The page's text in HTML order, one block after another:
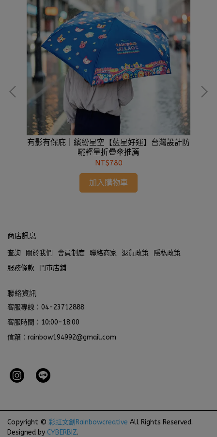
有影有保庇｜繽紛星空【藍星好運】台灣設計防
曬輕量折疊傘推薦
NT$780
加入購物車
商店訊息
查詢 關於我們 會員制度 聯絡商家 退貨政策
隱私政策
服務條款
門市店鋪
聯絡資訊
客服專線：04-23712888
客服時間：10:00-18:00
信箱：rainbow194992@gmail.com
Copyright © 彩虹文創Rainbowcreative All Rights Reserved.
Designed by CYBERBIZ.